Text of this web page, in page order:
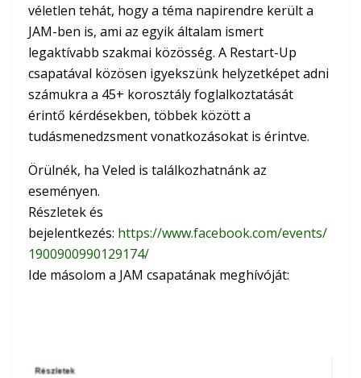
véletlen tehát, hogy a téma napirendre került a
JAM-ben is, ami az egyik általam ismert
legaktívabb szakmai közösség. A Restart-Up
csapatával közösen igyekszünk helyzetképet adni
számukra a 45+ korosztály foglalkoztatását
érintő kérdésekben, többek között a
tudásmenedzsment vonatkozásokat is érintve.
Örülnék, ha Veled is találkozhatnánk az
eseményen.
Részletek és
bejelentkezés: https://www.facebook.com/events/
1900900990129174/
Ide másolom a JAM csapatának meghívóját: